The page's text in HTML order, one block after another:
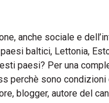
anche sociale e
baltici, Lettonia,
paesi? Per una
perchè sono
blogger, autore del